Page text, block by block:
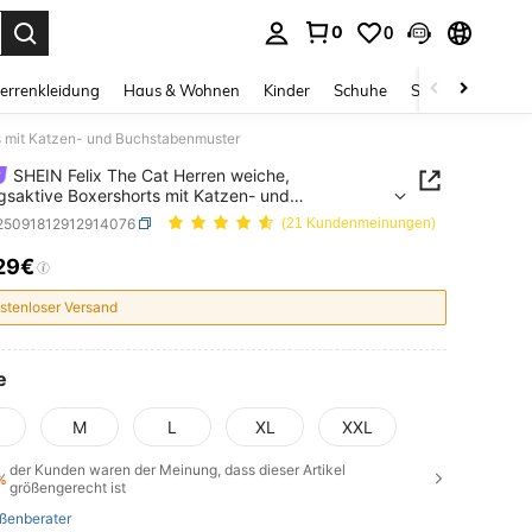
0 0
Haus & Wohnen Kinder Schuhe Schmuck &
mit Katzen- und Buchstabenmuster
SHEIN Felix The Cat Herren weiche,
Boxershorts mit Katzen- und
(21 Kundenmeinungen)
AND AVAILABILITY
Versand
M L XL XXL
der Kunden waren der Meinung, dass dieser Artikel
größengerecht ist